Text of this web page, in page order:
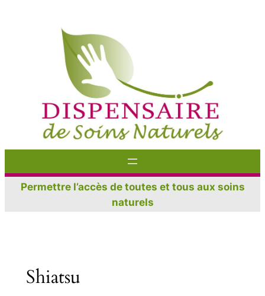
Permettre l’accès de toutes et tous aux soins
naturels
Shiatsu